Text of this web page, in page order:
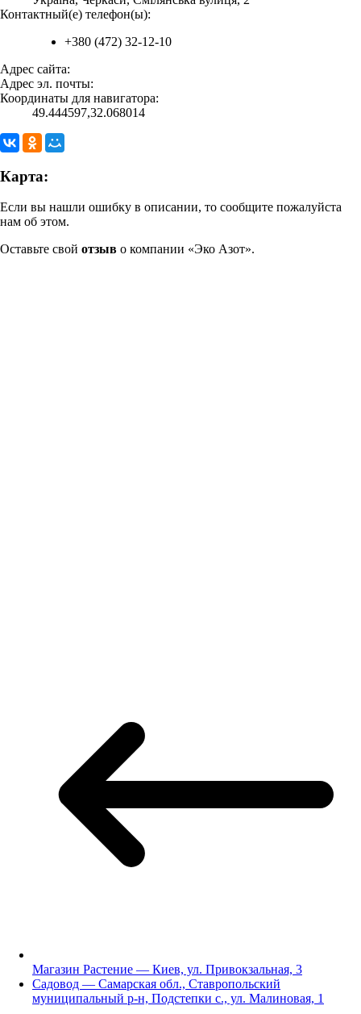
Контактный(е) телефон(ы):
+380 (472) 32-12-10
Адрес сайта:
Адрес эл. почты:
Координаты для навигатора:
49.444597,32.068014
Карта:
Если вы нашли ошибку в описании, то сообщите пожалуйста
нам об этом.
Оставьте свой отзыв о компании «Эко Азот».
Магазин Растение — Киев, ул. Привокзальная, 3
Садовод — Самарская обл., Ставропольский
муниципальный р-н, Подстепки с., ул. Малиновая, 1